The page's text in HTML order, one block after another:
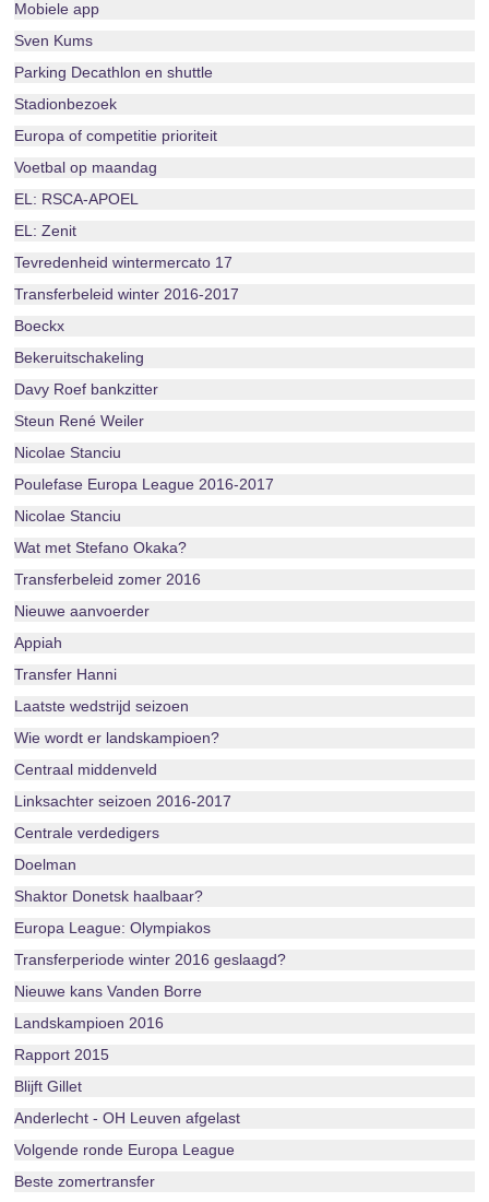
Mobiele app
Sven Kums
Parking Decathlon en shuttle
Stadionbezoek
Europa of competitie prioriteit
Voetbal op maandag
EL: RSCA-APOEL
EL: Zenit
Tevredenheid wintermercato 17
Transferbeleid winter 2016-2017
Boeckx
Bekeruitschakeling
Davy Roef bankzitter
Steun René Weiler
Nicolae Stanciu
Poulefase Europa League 2016-2017
Nicolae Stanciu
Wat met Stefano Okaka?
Transferbeleid zomer 2016
Nieuwe aanvoerder
Appiah
Transfer Hanni
Laatste wedstrijd seizoen
Wie wordt er landskampioen?
Centraal middenveld
Linksachter seizoen 2016-2017
Centrale verdedigers
Doelman
Shaktor Donetsk haalbaar?
Europa League: Olympiakos
Transferperiode winter 2016 geslaagd?
Nieuwe kans Vanden Borre
Landskampioen 2016
Rapport 2015
Blijft Gillet
Anderlecht - OH Leuven afgelast
Volgende ronde Europa League
Beste zomertransfer